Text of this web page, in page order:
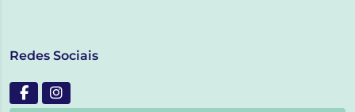
Redes Sociais